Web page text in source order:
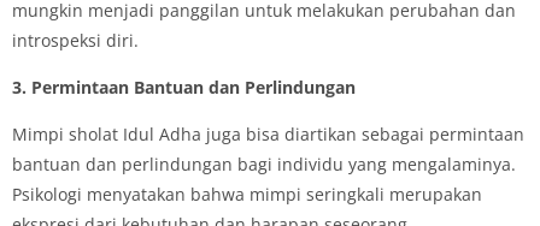
mungkin menjadi panggilan untuk melakukan perubahan dan
introspeksi diri.
3. Permintaan Bantuan dan Perlindungan
Mimpi sholat Idul Adha juga bisa diartikan sebagai permintaan
bantuan dan perlindungan bagi individu yang mengalaminya.
Psikologi menyatakan bahwa mimpi seringkali merupakan